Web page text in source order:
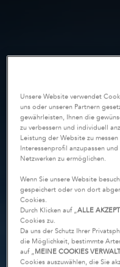
Unsere Website verwendet
uns oder unseren Partnern
gewährleisten, Ihnen die
zu verbessern und individuell
Leistung der Website zu
Interessenprofil anzupassen
Netzwerken zu ermöglichen.
Wenn Sie unsere Website
gespeichert oder von dort
Cookies.
Durch Klicken auf „ALLE
Cookies zu.
Da uns der Schutz Ihrer
die Möglichkeit, bestimmte
auf „MEINE COOKIES
Cookies auszuwählen, die Sie